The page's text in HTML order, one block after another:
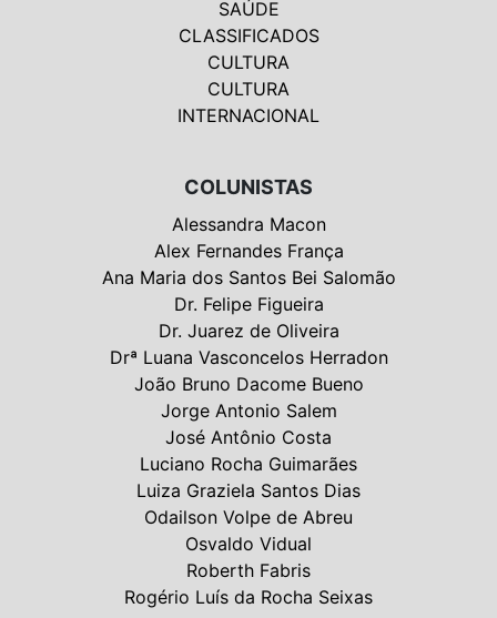
SAÚDE
CLASSIFICADOS
CULTURA
CULTURA
INTERNACIONAL
COLUNISTAS
Alessandra Macon
Alex Fernandes França
Ana Maria dos Santos Bei Salomão
Dr. Felipe Figueira
Dr. Juarez de Oliveira
Drª Luana Vasconcelos Herradon
João Bruno Dacome Bueno
Jorge Antonio Salem
José Antônio Costa
Luciano Rocha Guimarães
Luiza Graziela Santos Dias
Odailson Volpe de Abreu
Osvaldo Vidual
Roberth Fabris
Rogério Luís da Rocha Seixas